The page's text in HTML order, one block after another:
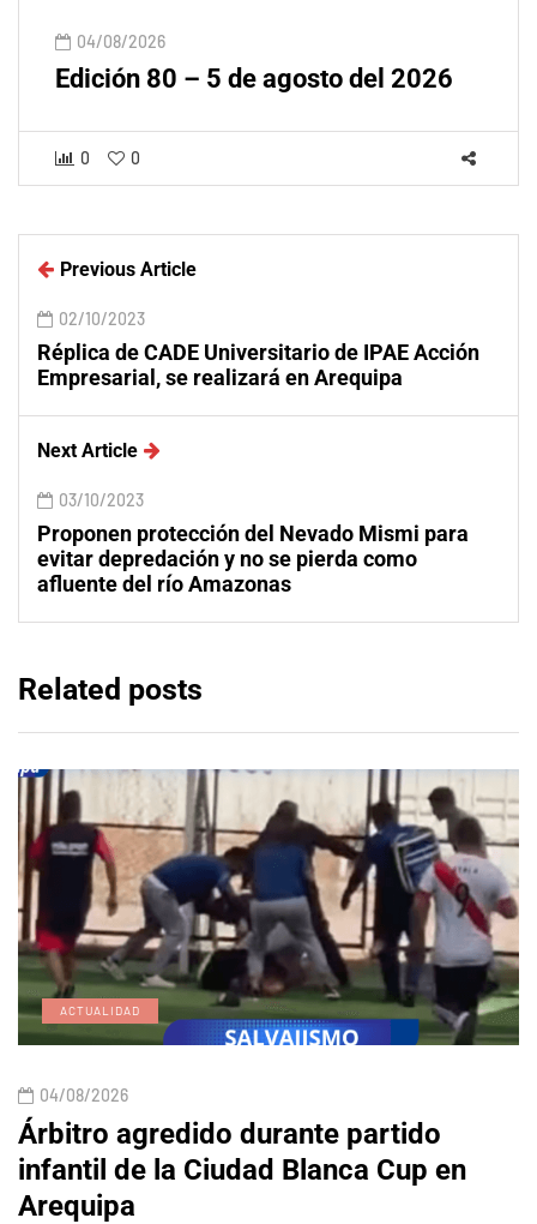
04/08/2026
Edición 80 – 5 de agosto del 2026
0 0
Previous Article
02/10/2023
Réplica de CADE Universitario de IPAE Acción
Empresarial, se realizará en Arequipa
Next Article
03/10/2023
Proponen protección del Nevado Mismi para
evitar depredación y no se pierda como
afluente del río Amazonas
Related posts
ACTUALIDAD
04/08/2026
Árbitro agredido durante partido
infantil de la Ciudad Blanca Cup en
Arequipa